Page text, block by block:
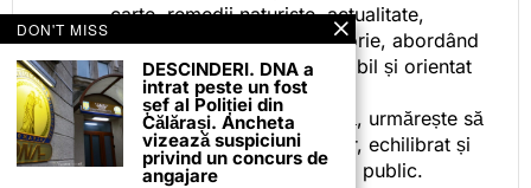
carte, remedii naturiste, actualitate,
cotidian politic, sport și istorie, abordând
subiectele într-un stil accesibil și orientat
spre informare.
Prin activitatea sa editorială, urmărește să
ofere cititorilor conținut clar, echilibrat și
relevant, adaptat interesului public.
DON'T MISS
DESCINDERI. DNA a
intrat peste un fost
șef al Poliției din
Călărași. Ancheta
vizează suspiciuni
privind un concurs de
angajare